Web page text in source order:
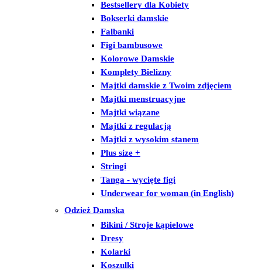
Bestsellery dla Kobiety
Bokserki damskie
Falbanki
Figi bambusowe
Kolorowe Damskie
Komplety Bielizny
Majtki damskie z Twoim zdjęciem
Majtki menstruacyjne
Majtki wiązane
Majtki z regulacją
Majtki z wysokim stanem
Plus size +
Stringi
Tanga - wycięte figi
Underwear for woman (in English)
Odzież Damska
Bikini / Stroje kąpielowe
Dresy
Kolarki
Koszulki